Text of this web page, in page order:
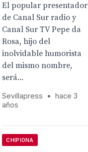
El popular presentador
de Canal Sur radio y
Canal Sur TV Pepe da
Rosa, hijo del
inolvidable humorista
del mismo nombre,
será...
Sevillapress •
hace 3
años
CHIPIONA